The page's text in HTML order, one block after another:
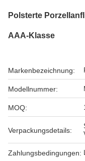
Polsterte
AAA-Klasse
Markenbezeichnung:
Modellnummer:
MOQ:
Verpackungsdetails:
Zahlungsbedingungen: